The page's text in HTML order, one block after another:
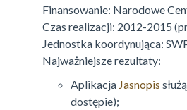
Finansowanie: Narodowe
Czas realizacji: 2012-2015
Jednostka koordynująca:
Najważniejsze rezultaty:
Aplikacja Jasnopis
dostępie);